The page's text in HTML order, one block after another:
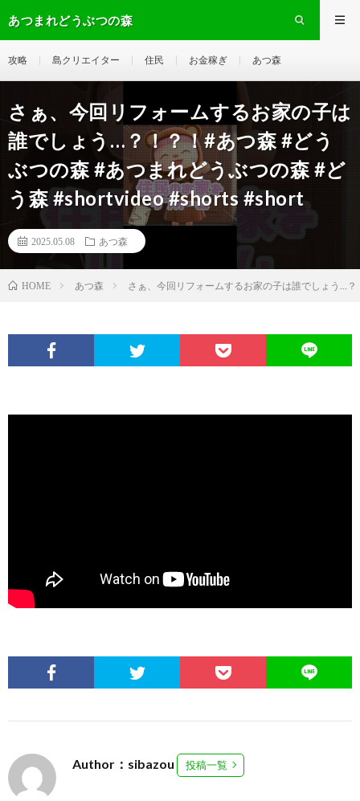
あつまれどうぶつの森
攻略 島クリエイター 住民 お金稼ぎ あつ森
さぁ、今回リフォームするお家の子は
誰でしょう…？！？！#あつ森 #どう
ぶつの森 #あつまれどうぶつの森 #ど
う森 #shortvideo #shorts #short
2025.05.08 あつ森
HOME あつ森 さぁ、今回リフォームするお家の子は誰でしょう…
Author：sibazou 投稿一覧